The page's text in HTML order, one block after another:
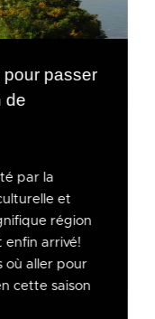
pour passer
de
par la
et
région
enfin arrivé!
où aller pour
cette saison